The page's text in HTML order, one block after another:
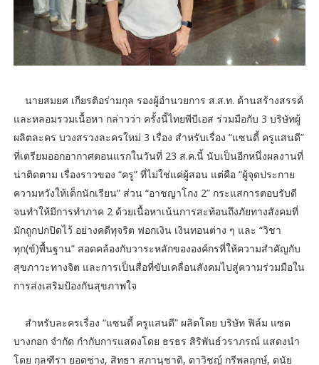
นายสมยศ เกียรติอร่ามกุล รองผู้อำนวยการ ส.ส.ท. ด้านสร้างสรรค์
และหลอมรวมเนื้อหา กล่าวว่า ครั้งนี้ไทยพีบีเอส ร่วมมือกับ 3 บริษัทผู้
ผลิตละคร บวงสรวงละครใหม่ 3 เรื่อง สำหรับเรื่อง “แซนดี้ ครูแสนดี”
ที่เตรียมออกอากาศตอนแรกในวันที่ 23 ส.ค.นี้ นับเป็นอีกหนึ่งผลงานที่
น่าติดตาม เรื่องราวของ “ครู” ที่ไม่ใช่แค่ผู้สอน แต่คือ “ผู้จุดประกาย
ความหวังให้เด็กนักเรียน” ส่วน “อาชญาโกง 2” กระแสการตอบรับดี
จนทำให้มีการทำภาค 2 ด้วยเนื้อหาเน้นการสะท้อนถึงภัยทางสังคมที่
มักถูกปกปิดไว้ อย่างคดีทุจริต ฟอกเงิน เงินทอนต่าง ๆ และ “วิชา
ทุก(ข์)พื้นฐาน” สอดคล้องกับวาระหลักขององค์กรที่ให้ความสำคัญกับ
สุขภาวะทางจิต และการเป็นสื่อที่ขับเคลื่อนสังคมไปสู่ความร่วมมือใน
การส่งเสริมป้องกันสุขภาพใจ
สำหรับละครเรื่อง “แซนดี้ ครูแสนดี” ผลิตโดย บริษัท ฟิล์ม แซด
บางกอก จำกัด กำกับการแสดงโดย ธรธร สิริพันธ์วราภรณ์ แสดงนำ
โดย กุลฑีรา ยอดช่าง, สิทธา สภานุชาติ, ดาวิชญ์ กรีพลฤกษ์, ดนัย